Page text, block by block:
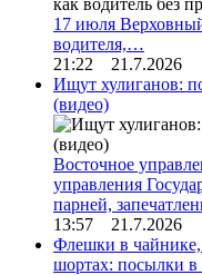
17 июля
водителя,…
21:22 21.7.2026
Ищут хулиганов:
(видео)
Восточное
управления
парней,
13:57 21.7.2026
Флешки в
шортах: посылки в